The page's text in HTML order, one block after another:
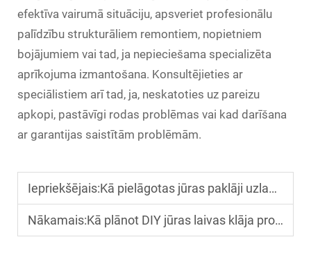
efektīva vairumā situāciju, apsveriet profesionālu
palīdzību strukturāliem remontiem, nopietniem
bojājumiem vai tad, ja nepieciešama specializēta
aprīkojuma izmantošana. Konsultējieties ar
speciālistiem arī tad, ja, neskatoties uz pareizu
apkopi, pastāvīgi rodas problēmas vai kad darīšana
ar garantijas saistītām problēmām.
Iepriekšējais:Kā pielāgotas jūras paklāji uzlabo drošību un komfortu zvejas laivās?
Nākamais:Kā plānot DIY jūras laivas klāja projektu dažāda tipa laivām?